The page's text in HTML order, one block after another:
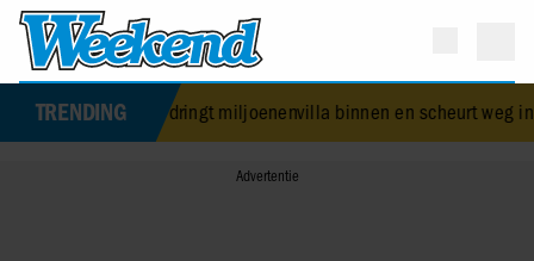
TRENDINGinbreker dringt miljoenenvilla binnen en scheurt weg in